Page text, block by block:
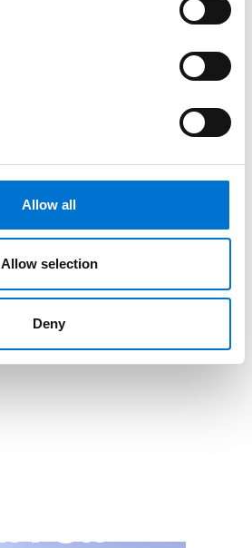
Allow all
Allow selection
Deny